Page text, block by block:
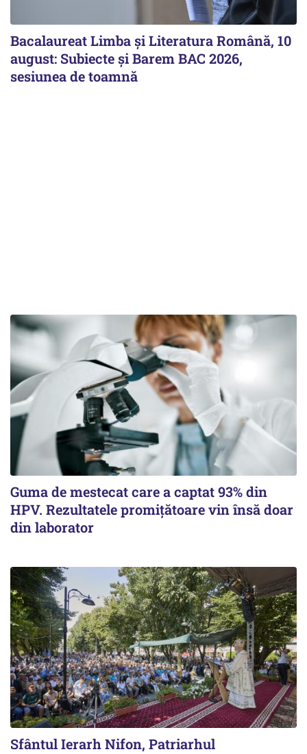
Bacalaureat Limba și Literatura Română, 10
august: Subiecte și Barem BAC 2026,
sesiunea de toamnă
Guma de mestecat care a captat 93% din
HPV. Rezultatele promițătoare vin însă doar
din laborator
Sfântul Ierarh Nifon, Patriarhul